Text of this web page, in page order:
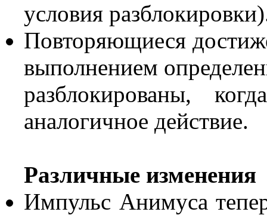
условия
Повторяющиеся
выполнением
разблокированы,
аналогичное действие.
Различные изменения
Импульс Анимуса